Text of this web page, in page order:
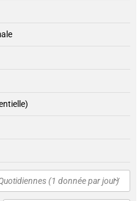
(1 donnée par jour)